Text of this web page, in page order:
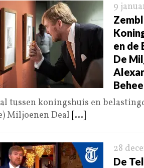
9
en de
De
tussen koningshuis en
Miljoenen Deal [...]
28
De